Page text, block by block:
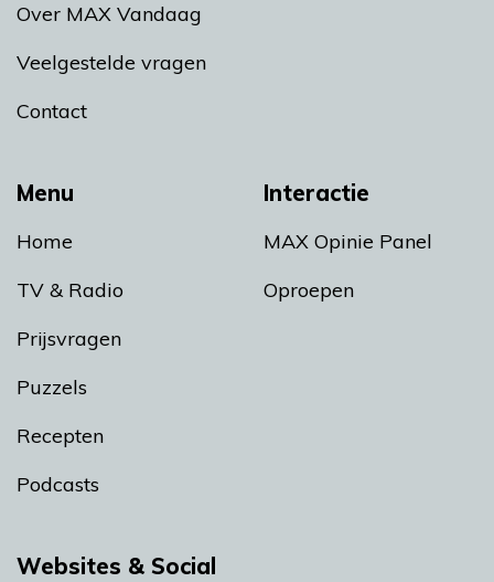
Menu
Home
TV & Radio
Prijsvragen
Puzzels
Recepten
Podcasts
Interactie
MAX Opinie Panel
Oproepen
Over MAX Vandaag
Veelgestelde vragen
Contact
Websites & Social